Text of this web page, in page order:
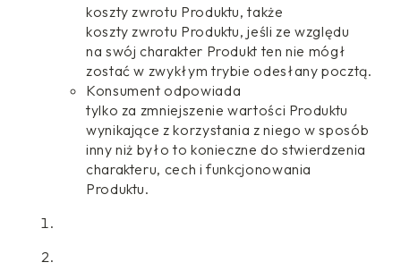
koszty zwrotu Produktu, także
koszty zwrotu Produktu, jeśli ze względu
na swój charakter Produkt ten nie mógł
zostać w zwykłym trybie odesłany pocztą.
Konsument odpowiada
tylko za zmniejszenie wartości Produktu
wynikające z korzystania z niego w sposób
inny niż było to konieczne do stwierdzenia
charakteru, cech i funkcjonowania
Produktu.